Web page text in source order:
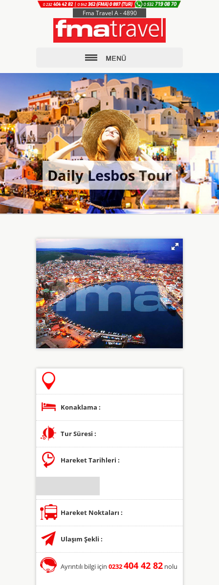
Fma Travel A - 4890
Daily Lesbos Tour
Konaklama :
Tur Süresi :
Hareket Tarihleri :
Hareket Noktaları :
Ulaşım Şekli :
Ayrıntılı bilgi için 0232404 42 82 nolu